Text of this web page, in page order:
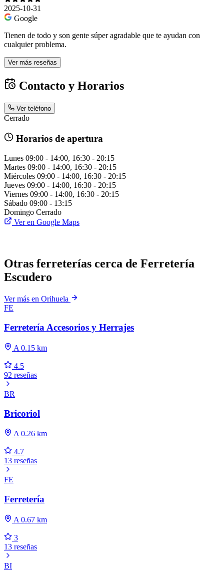
2025-10-31
Google
Tienen de todo y son gente súper agradable que te ayudan con
cualquier problema.
Ver más reseñas
Contacto y Horarios
Ver teléfono
Cerrado
Horarios de apertura
Lunes 09:00 - 14:00, 16:30 - 20:15
Martes 09:00 - 14:00, 16:30 - 20:15
Miércoles 09:00 - 14:00, 16:30 - 20:15
Jueves 09:00 - 14:00, 16:30 - 20:15
Viernes 09:00 - 14:00, 16:30 - 20:15
Sábado 09:00 - 13:15
Domingo Cerrado
Ver en Google Maps
Otras ferreterías cerca de Ferretería
Escudero
Ver más en Orihuela
FE
Ferretería Accesorios y Herrajes
A 0.15 km
4.5
92 reseñas
BR
Bricoriol
A 0.26 km
4.7
13 reseñas
FE
Ferretería
A 0.67 km
3
13 reseñas
BI